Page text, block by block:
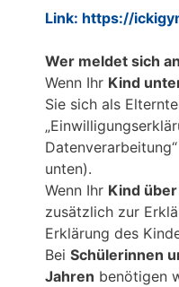
Link: https://
Wer meldet sich
Wenn Ihr Kind
Sie sich als
unten).
Wenn Ihr Kind
zusätzlich zur
Erklärung des
Bei Schülerinnen
Jahren benötigen